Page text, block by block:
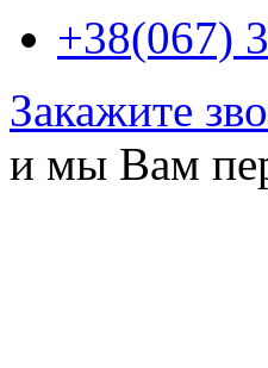
+38(067)
Закажите
и мы Вам